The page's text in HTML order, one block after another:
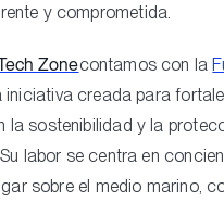
y comprometida.
Zonecontamos con la
iniciativa creada para
la sostenibilidad y la
labor se centra en
sobre el medio marino,